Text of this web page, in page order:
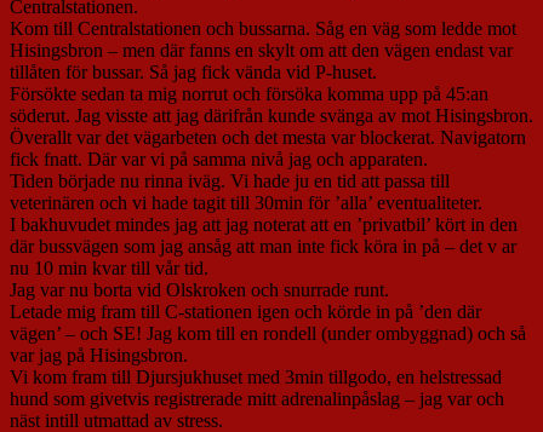
Centralstationen.
Kom till Centralstationen och bussarna. Såg en väg som ledde mot
Hisingsbron – men där fanns en skylt om att den vägen endast var
tillåten för bussar. Så jag fick vända vid P-huset.
Försökte sedan ta mig norrut och försöka komma upp på 45:an
söderut. Jag visste att jag därifrån kunde svänga av mot Hisingsbron.
Överallt var det vägarbeten och det mesta var blockerat. Navigatorn
fick fnatt. Där var vi på samma nivå jag och apparaten.
Tiden började nu rinna iväg. Vi hade ju en tid att passa till
veterinären och vi hade tagit till 30min för ’alla’ eventualiteter.
I bakhuvudet mindes jag att jag noterat att en ’privatbil’ kört in den
där bussvägen som jag ansåg att man inte fick köra in på – det v ar
nu 10 min kvar till vår tid.
Jag var nu borta vid Olskroken och snurrade runt.
Letade mig fram till C-stationen igen och körde in på ’den där
vägen’ – och SE! Jag kom till en rondell (under ombyggnad) och så
var jag på Hisingsbron.
Vi kom fram till Djursjukhuset med 3min tillgodo, en helstressad
hund som givetvis registrerade mitt adrenalinpåslag – jag var och
näst intill utmattad av stress.